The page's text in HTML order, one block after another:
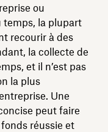
ou
temps, la plupart
recourir à des
la collecte de
et il n’est pas
la plus
Une
peut faire
réussie et